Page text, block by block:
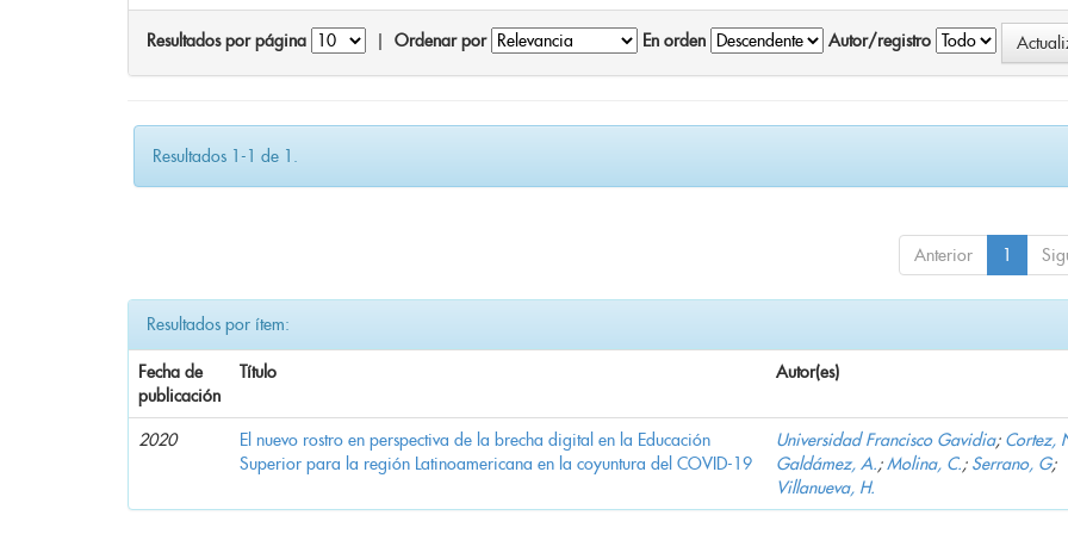
Resultados por página Ordenar por En orden Autor/registro
Resultados 1-1 de 1.
Anterior 1
Resultados por ítem:
Fecha de
publicación
Título Autor(es)
2020
El nuevo rostro en perspectiva de la brecha digital en la Educación
Superior para la región Latinoamericana en la coyuntura del COVID-19
Universidad Francisco Gavidia; Cortez,
Galdámez, A.;Molina, C.; Serrano, G;
Villanueva, H.